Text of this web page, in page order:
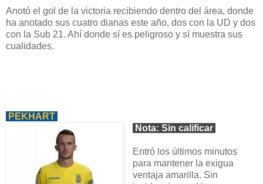
Anotó el gol de la victoria recibiendo dentro del área, donde
ha anotado sus cuatro dianas este año, dos con la UD y dos
con la Sub 21. Ahí donde sí es peligroso y sí muestra sus
cualidades.
PEKHART
Nota: Sin calificar
Entró los últimos minutos
para mantener la exigua
ventaja amarilla. Sin